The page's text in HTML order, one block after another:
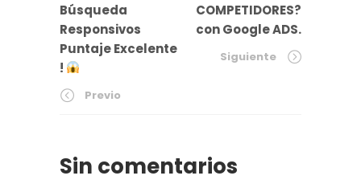
Búsqueda
Responsivos
Puntaje Excelente
!
Previo
COMPETIDORES?
con Google ADS.
Siguiente
Sin comentarios